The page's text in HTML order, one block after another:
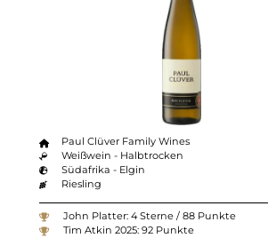
Paul Clüver Family Wines
Weißwein - Halbtrocken
Südafrika - Elgin
Riesling
John Platter: 4 Sterne / 88 Punkte
Tim Atkin 2025: 92 Punkte